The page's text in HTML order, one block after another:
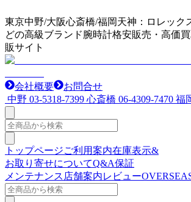
東京中野/大阪心斎橋/福岡天神：ロレック
どの高級ブランド腕時計格安販売・高価
販サイト
会社概要
お問合せ
中野 03-5318-7399 心斎橋 06-4309-7470 福
トップページご利用案内在庫表示&
お取り寄せについてQ&A保証
メンテナンス 店舗案内レビュー